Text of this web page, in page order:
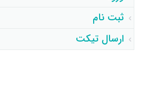
ثبت نام
ارسال تیکت